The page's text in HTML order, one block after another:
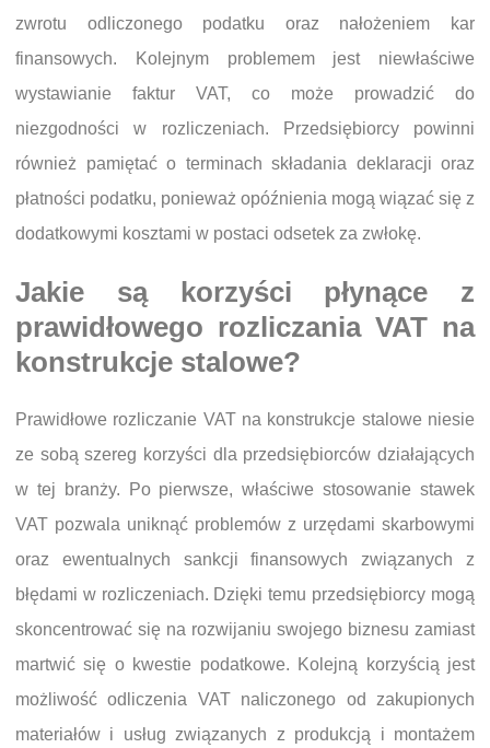
zwrotu odliczonego podatku oraz nałożeniem kar
finansowych. Kolejnym problemem jest niewłaściwe
wystawianie faktur VAT, co może prowadzić do
niezgodności w rozliczeniach. Przedsiębiorcy powinni
również pamiętać o terminach składania deklaracji oraz
płatności podatku, ponieważ opóźnienia mogą wiązać się z
dodatkowymi kosztami w postaci odsetek za zwłokę.
Jakie są korzyści płynące z
prawidłowego rozliczania VAT na
konstrukcje stalowe?
Prawidłowe rozliczanie VAT na konstrukcje stalowe niesie
ze sobą szereg korzyści dla przedsiębiorców działających
w tej branży. Po pierwsze, właściwe stosowanie stawek
VAT pozwala uniknąć problemów z urzędami skarbowymi
oraz ewentualnych sankcji finansowych związanych z
błędami w rozliczeniach. Dzięki temu przedsiębiorcy mogą
skoncentrować się na rozwijaniu swojego biznesu zamiast
martwić się o kwestie podatkowe. Kolejną korzyścią jest
możliwość odliczenia VAT naliczonego od zakupionych
materiałów i usług związanych z produkcją i montażem